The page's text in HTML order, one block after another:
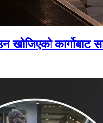
खोजिएको कार्गोबाट